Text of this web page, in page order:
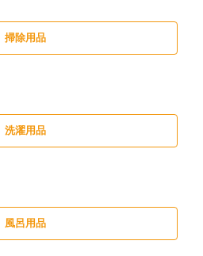
掃除用品
洗濯用品
風呂用品